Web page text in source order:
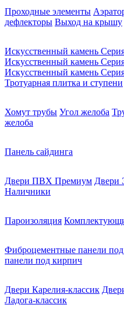
Проходные элементы
дефлекторы Выход на крышу
Искусственный камень
Искусственный камень
Искусственный камень
Тротуарная плитка и ступени
Хомут трубы Угол желоба
желоба
Панель сайдинга
Двери ПВХ Премиум Двери
Наличники
Пароизоляция
Фиброцементные панели
панели под кирпич
Двери Карелия-классик
Ладога-классик